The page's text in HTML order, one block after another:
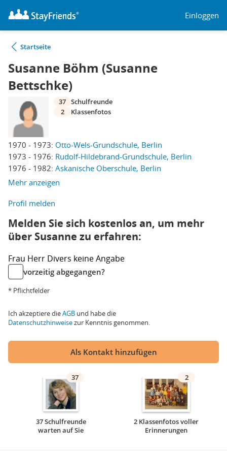
Einloggen
Startseite
Susanne Böhm (Susanne
Bettschke)
1970 - 1973: Otto-Wels-Grundschule, Berlin
1973 - 1976: Rudolf-Hildebrand-Grundschule, Berlin
1976 - 1982: Askanische Oberschule, Berlin
Mehr anzeigen
37 Schulfreunde
2
Klassenfotos
Profil melden
Melden Sie sich kostenlos an, um mehr
über Susanne zu erfahren:
Frau Herr Divers keine Angabe
vorzeitig abgegangen?
* Pflichtfelder
Ich akzeptiere dieAGB und habe die
Datenschutzhinweisezur Kenntnis genommen.
Als Kontakt hinzufügen
37
37 Schulfreunde
warten auf Sie
2
2 Klassenfotos voller
Erinnerungen